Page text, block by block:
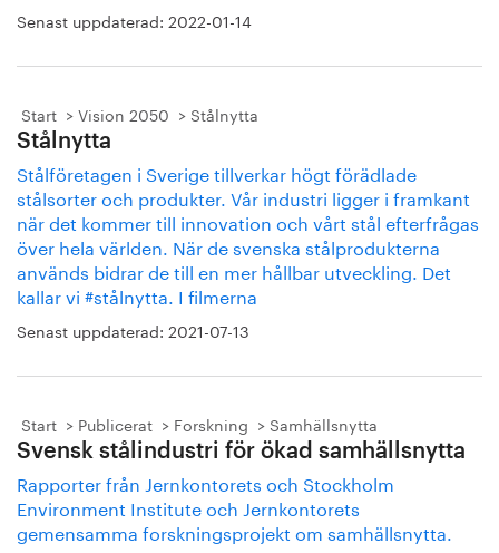
Senast uppdaterad: 2022-01-14
Start Vision 2050 Stålnytta
Stålnytta
Stålföretagen i Sverige tillverkar högt förädlade
stålsorter och produkter. Vår industri ligger i framkant
när det kommer till innovation och vårt stål efterfrågas
över hela världen. När de svenska stålprodukterna
används bidrar de till en mer hållbar utveckling. Det
kallar vi #stålnytta. I filmerna
Senast uppdaterad: 2021-07-13
Start Publicerat Forskning Samhällsnytta
Svensk stålindustri för ökad samhällsnytta
Rapporter från Jernkontorets och Stockholm
Environment Institute och Jernkontorets
gemensamma forskningsprojekt om samhällsnytta.